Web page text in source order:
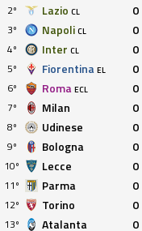
2º
Lazio CL 0
3º
Napoli CL 0
4º
Inter CL 0
5º
Fiorentina EL 0
6º
Roma ECL 0
7º
Milan 0
8º
Udinese 0
9º
Bologna 0
10º
Lecce 0
11º
Parma 0
12º
Torino 0
13º
Atalanta 0